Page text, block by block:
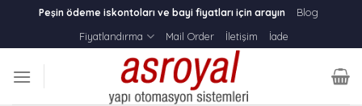
content
Peşin ödeme iskontoları ve bayi fiyatları için arayın
Blog
Fiyatlandırma
Mail Order İletişim İade